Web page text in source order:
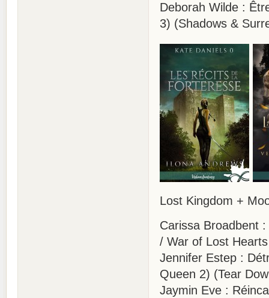
Deborah Wilde :
3) (Shadows &
Lost Kingdom +
Carissa Broadbent
/ War of Lost
Jennifer Estep :
Queen 2) (Tear
Jaymin Eve :